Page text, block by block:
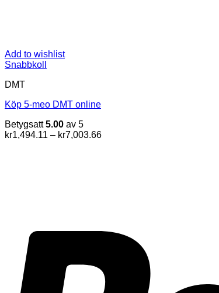
Add to wishlist
Snabbkoll
DMT
Köp 5-meo DMT online
Betygsatt5.00 av 5
kr1,494.11 – kr7,003.66Prisintervall: